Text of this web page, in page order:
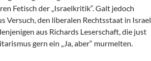
Fetisch der „Israelkritik“. Galt jedoch
Versuch, den liberalen Rechtsstaat in Israel
aus Richards Leserschaft, die just
gern ein „Ja, aber“ murmelten.